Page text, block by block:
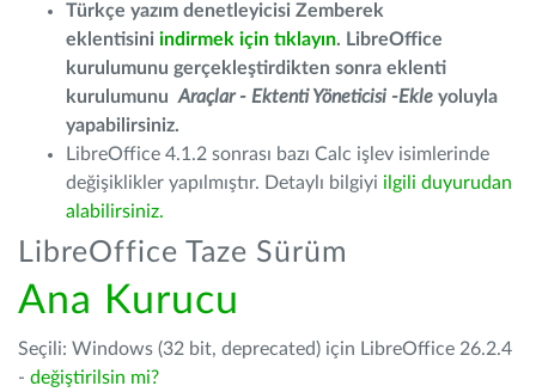
Türkçe yazım denetleyicisi Zemberek
eklentisini indirmek için tıklayın. LibreOffice
kurulumunu gerçekleştirdikten sonra eklenti
kurulumunu Araçlar - Ektenti Yöneticisi -Ekle yoluyla
yapabilirsiniz.
LibreOffice 4.1.2 sonrası bazı Calc işlev isimlerinde
değişiklikler yapılmıştır. Detaylı bilgiyi ilgili duyurudan
alabilirsiniz.
LibreOffice Taze Sürüm
Ana Kurucu
Seçili: Windows (32 bit, deprecated) için LibreOffice 26.2.4
- değiştirilsin mi?